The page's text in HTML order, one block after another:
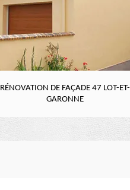
RÉNOVATION DE FAÇADE 47 LOT-ET-
GARONNE